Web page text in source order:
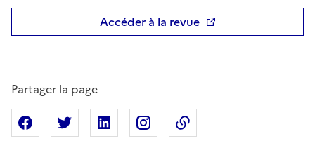
Accéder à la revue
Partager la page
Partager sur Facebook
Partager sur XPartager sur Linkedin
Partager sur Instagram